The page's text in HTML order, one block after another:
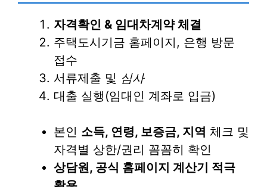
자격확인 & 임대차계약 체결
주택도시기금 홈페이지, 은행 방문
접수
서류제출 및 심사
대출 실행(임대인 계좌로 입금)
본인 소득, 연령, 보증금, 지역 체크 및
자격별 상한/권리 꼼꼼히 확인
상담원, 공식 홈페이지 계산기 적극